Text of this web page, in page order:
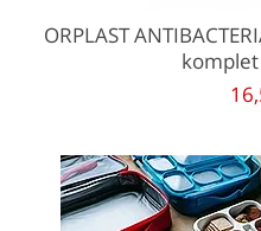
ORPLAST